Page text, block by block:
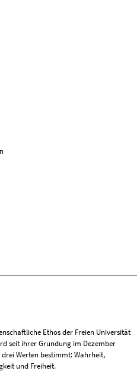
Ethos der Freien Universität
seit ihrer Gründung im Dezember
drei Werten bestimmt: Wahrheit,
und Freiheit.